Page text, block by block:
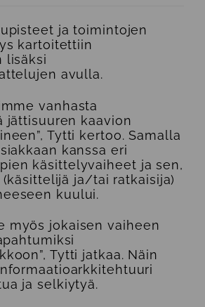
ja toimintojen
kartoitettiin
lisäksi
avulla.
vanhasta
jättisuuren kaavion
Tytti kertoo. Samalla
kanssa eri
käsittelyvaiheet ja sen,
ja/tai ratkaisija)
kuului.
myös jokaisen vaiheen
Tytti jatkaa. Näin
ja selkiytyä.